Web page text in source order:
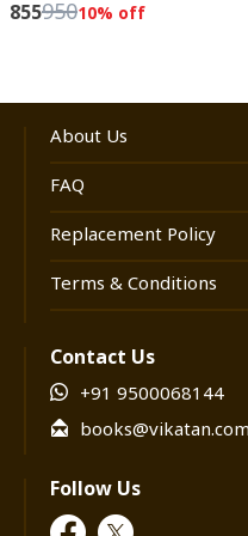
ஓவியங்கள் வரைந்து
புகைப்பட
தற்போது தேர்ந்த
85595010% off
About Us
FAQ
Replacement Policy
Terms & Conditions
Contact Us
+91 9500068144
books@vikatan.com
Follow Us